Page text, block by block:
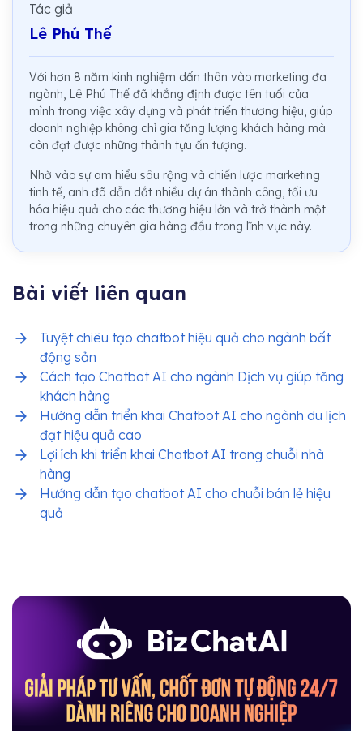
Tác giả
Lê Phú Thế
Với hơn 8 năm kinh nghiệm dấn thân vào marketing đa
ngành, Lê Phú Thế đã khẳng định được tên tuổi của
mình trong việc xây dựng và phát triển thương hiệu, giúp
doanh nghiệp không chỉ gia tăng lượng khách hàng mà
còn đạt được những thành tựu ấn tượng.
Nhờ vào sự am hiểu sâu rộng và chiến lược marketing
tinh tế, anh đã dẫn dắt nhiều dự án thành công, tối ưu
hóa hiệu quả cho các thương hiệu lớn và trở thành một
trong những chuyên gia hàng đầu trong lĩnh vực này.
Bài viết liên quan
Tuyệt chiêu tạo chatbot hiệu quả cho ngành bất
động sản
Cách tạo Chatbot AI cho ngành Dịch vụ giúp tăng
khách hàng
Hướng dẫn triển khai Chatbot AI cho ngành du lịch
đạt hiệu quả cao
Lợi ích khi triển khai Chatbot AI trong chuỗi nhà
hàng
Hướng dẫn tạo chatbot AI cho chuỗi bán lẻ hiệu
quả